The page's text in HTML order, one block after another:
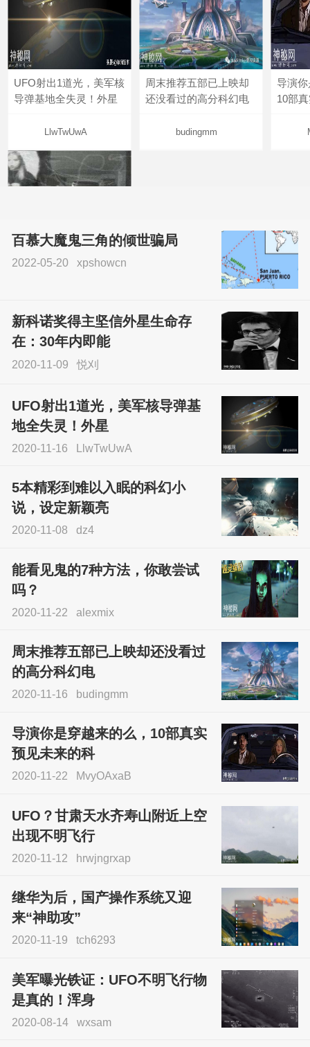
UFO射出1道光，美军核
导弹基地全失灵！外星
LlwTwUwA
周末推荐五部已上映却
还没看过的高分科幻电
budingmm
导演
10部
sskfn
百慕大魔鬼三角的倾世骗局
2022-05-20 xpshowcn
新科诺奖得主坚信外星生命存
在：30年内即能
2020-11-09 悦刈
UFO射出1道光，美军核导弹基
地全失灵！外星
2020-11-16 LlwTwUwA
5本精彩到难以入眠的科幻小
说，设定新颖亮
2020-11-08 dz4
能看见鬼的7种方法，你敢尝试
吗？
2020-11-22 alexmix
周末推荐五部已上映却还没看过
的高分科幻电
2020-11-16 budingmm
导演你是穿越来的么，10部真实
预见未来的科
2020-11-22 MvyOAxaB
UFO？甘肃天水齐寿山附近上空
出现不明飞行
2020-11-12 hrwjngrxap
继华为后，国产操作系统又迎
来“神助攻”
2020-11-19 tch6293
美军曝光铁证：UFO不明飞行物
是真的！浑身
2020-08-14 wxsam